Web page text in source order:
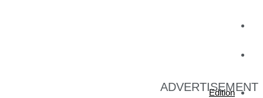
Edition
ADVERTISEMENT